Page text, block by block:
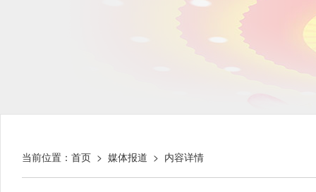
当前位置： 首页 > 媒体报道 > 内容详情